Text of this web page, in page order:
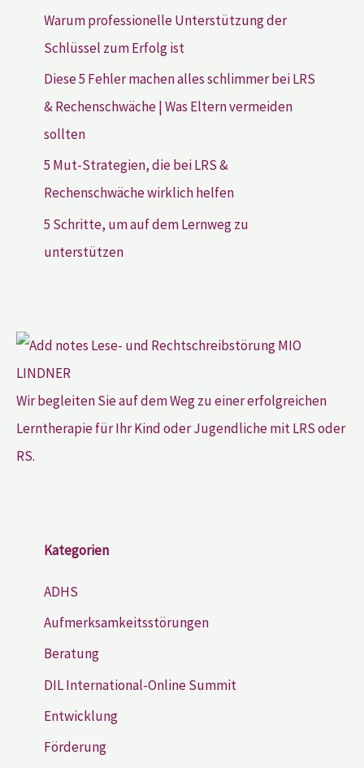
Warum professionelle Unterstützung der
Schlüssel zum Erfolg ist
Diese 5 Fehler machen alles schlimmer bei LRS
& Rechenschwäche | Was Eltern vermeiden
sollten
5 Mut-Strategien, die bei LRS &
Rechenschwäche wirklich helfen
5 Schritte, um auf dem Lernweg zu
unterstützen
Wir begleiten Sie auf dem Weg zu einer erfolgreichen
Lerntherapie für Ihr Kind oder Jugendliche mit LRS oder
RS.
Kategorien
ADHS
Aufmerksamkeitsstörungen
Beratung
DIL International-Online Summit
Entwicklung
Förderung